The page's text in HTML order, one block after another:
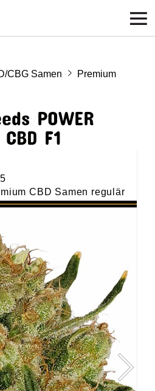
CBG Samen
Premium
POWER
CBD F1
CBD Samen regulär